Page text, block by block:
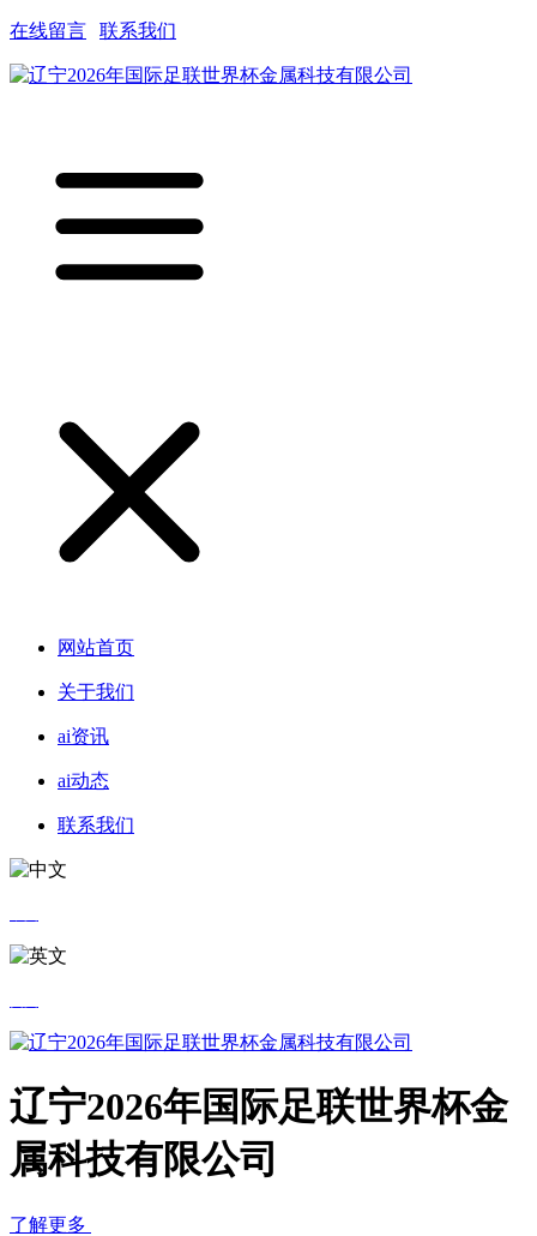
在线留言 联系我们
网站首页
关于我们
ai资讯
ai动态
联系我们
辽宁2026年国际足联世界杯金
属科技有限公司
了解更多